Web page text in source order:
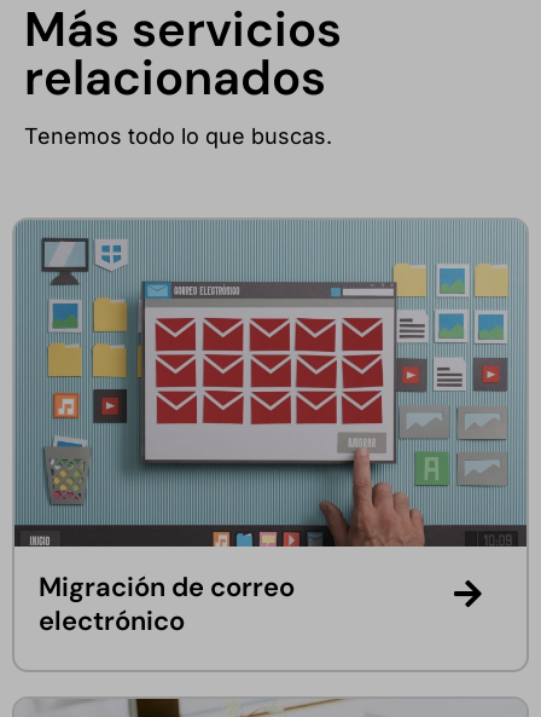
Más servicios
relacionados
Tenemos todo lo que buscas.
Migración de correo
electrónico